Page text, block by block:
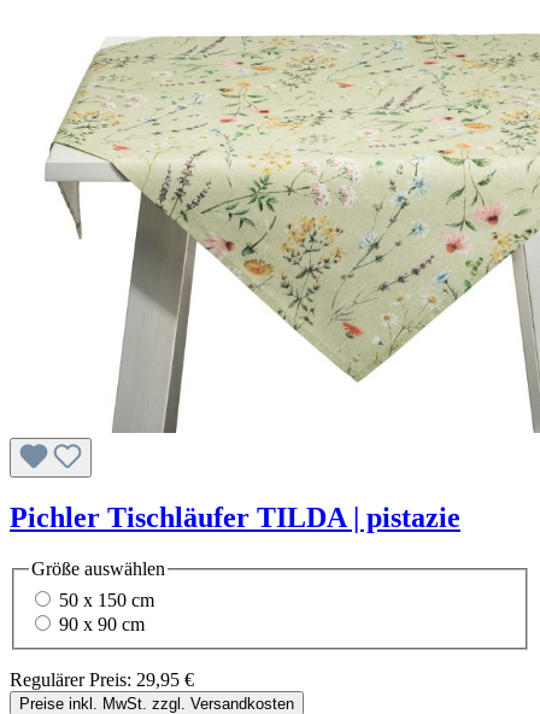
Pichler Tischläufer TILDA | pistazie
Größe auswählen
50 x 150 cm
90 x 90 cm
Regulärer Preis: 29,95 €
Preise inkl. MwSt. zzgl. Versandkosten